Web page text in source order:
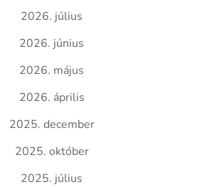
2026. július
2026. június
2026. május
2026. április
2025. december
2025. október
2025. július